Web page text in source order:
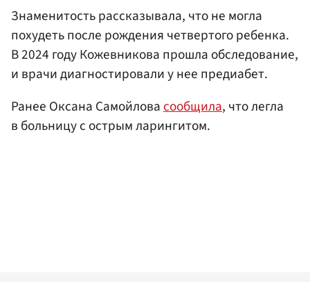
Знаменитость рассказывала, что не могла
похудеть после рождения четвертого ребенка.
В 2024 году Кожевникова прошла обследование,
и врачи диагностировали у нее предиабет.
Ранее Оксана Самойловасообщила, что легла
в больницу с острым ларингитом.